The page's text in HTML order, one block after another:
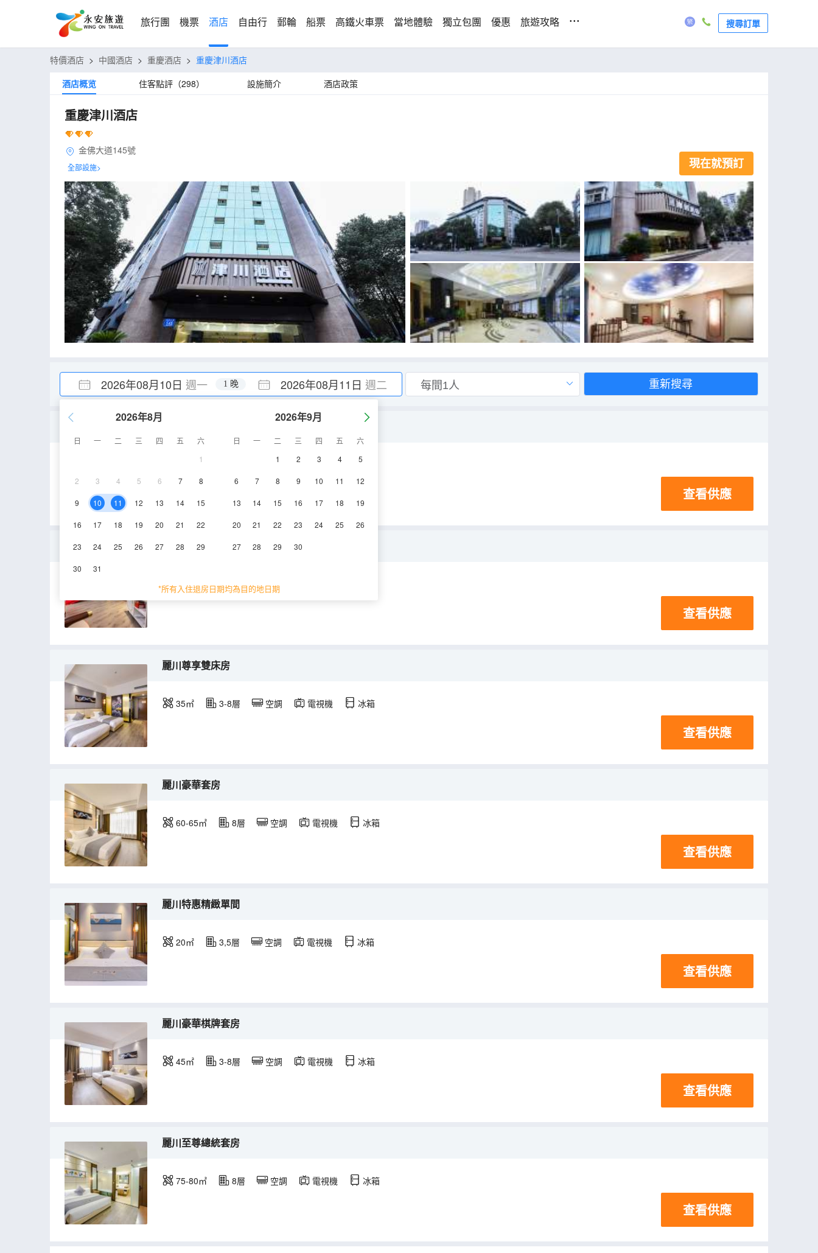
旅行團 機票 酒店 自由行 郵輪 船票 高鐵火車票 當地體驗 獨立包團 優惠 旅遊攻略 ... 搜尋訂單
特價酒店 > 中國酒店 > 重慶酒店 > 重慶津川酒店
酒店概览
住客點評（298） 設施簡介 酒店政策
重慶津川酒店
金佛大道145號
全部設施> 現在就預訂
2026年08月10日 週一 2026年08月11日 週二
1 晚
2026年8月
日 一 二 三 四 五
六
1
2 3 4 5 6 7 8
9 10 11 12 13 14 15
16 17 18 19 20 21 22
23 24 25 26 27 28 29
30 31
2026年9月
日 一 二 三 四 五
六
1
2 3 4 5
6 7 8 9 10 11 12
13 14 15 16 17 18 19
20 21 22 23 24 25 26
27 28 29 30
*所有入住退房日期均為目的地日期
重新搜尋
空調 電視機 冰箱
查看供應
麗川臻享浪漫情侶房
35㎡ 7層 空調
查看供應
麗川尊享雙床房
35㎡ 3-8層 空調 電視機 冰箱
查看供應
麗川豪華套房
60-65㎡ 8層 空調 電視機 冰箱
查看供應
麗川特惠精緻單間
20㎡ 3,5層 空調 電視機 冰箱
查看供應
麗川豪華棋牌套房
45㎡ 3-8層 空調 電視機 冰箱
查看供應
麗川至尊總統套房
75-80㎡ 8層 空調 電視機 冰箱
查看供應